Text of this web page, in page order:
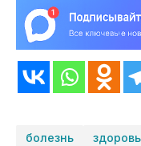
болезнь